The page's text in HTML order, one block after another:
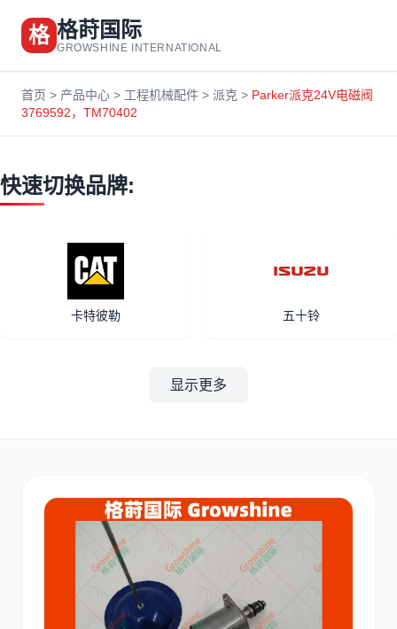
格 格莳国际
GROWSHINE INTERNATIONAL
首页 > 产品中心 > 工程机械配件 > 派克 > Parker派克24V电磁阀
3769592，TM70402
快速切换品牌:
卡特彼勒 五十铃
其他 小松
沃尔沃 康明斯
显示更多